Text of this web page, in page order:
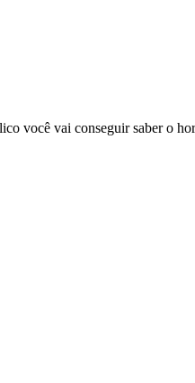
você vai conseguir saber o